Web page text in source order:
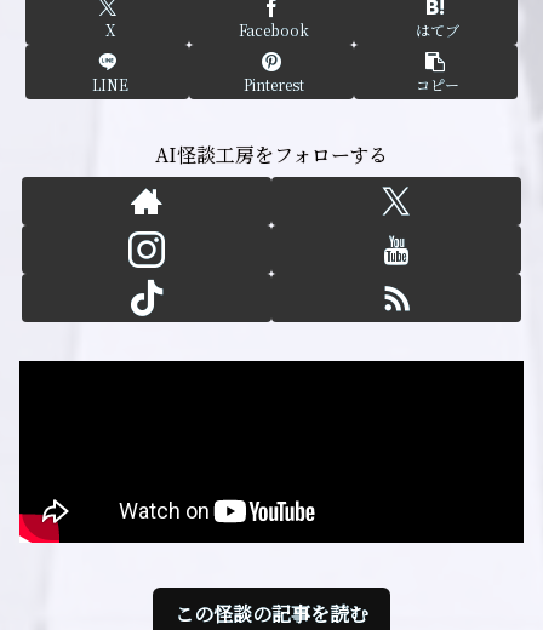
X Facebook はてブ
LINE Pinterest コピー
AI怪談工房をフォローする
この怪談の記事を読む